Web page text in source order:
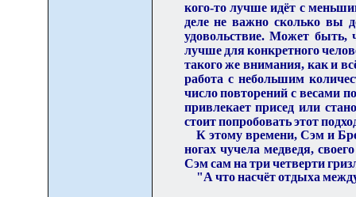
кого-то лучше идёт с
деле не важно сколько вы
удовольствие. Может быть,
лучше для конкретного
такого же внимания, как и
работа с небольшим
число повторений с весами
привлекает присед или
стоит попробовать этот
К этому времени, Сэм и
ногах чучела медведя,
Сэм сам на три четверти
"А что насчёт отдыха